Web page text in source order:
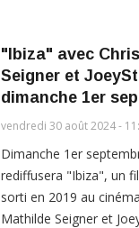
"Ibiza" avec
Seigner et
dimanche 1er
vendredi 30 août 2024 -
Dimanche 1er
rediffusera "Ibiza", un
sorti en 2019 au
Mathilde Seigner et